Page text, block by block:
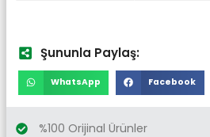
Şununla Paylaş:
WhatsApp Facebook
%100 Orijinal Ürünler